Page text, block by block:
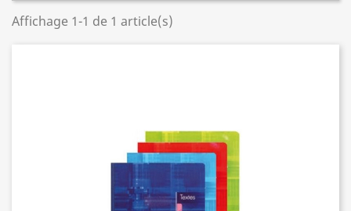
Affichage 1-1 de 1 article(s)